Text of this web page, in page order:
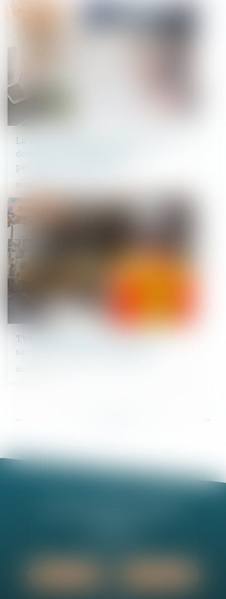
La zone protégée de l’action civile en
démolition correspond à son
périmètre géographique
02/02/2023
Droit immobilier
TVA autoliquidée dans le bâtiment
sans contrat de sous-traitance
25/01/2023
Droit immobilier
<< >>